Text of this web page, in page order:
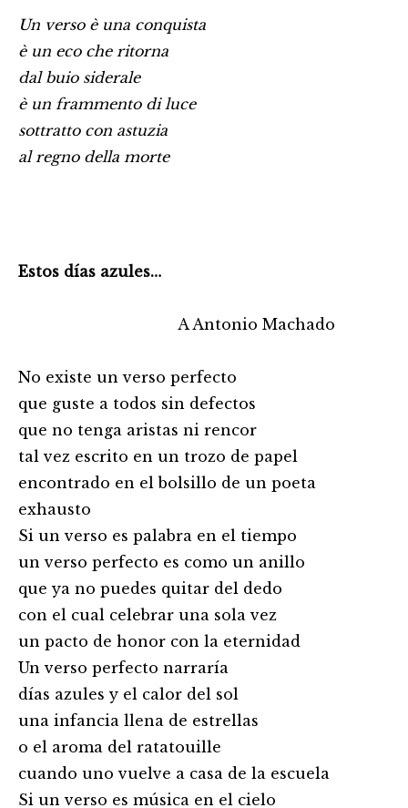
Un verso è una conquista
è un eco che ritorna
dal buio siderale
è un frammento di luce
sottratto con astuzia
al regno della morte
Estos días azules…
A Antonio Machado
No existe un verso perfecto
que guste a todos sin defectos
que no tenga aristas ni rencor
tal vez escrito en un trozo de papel
encontrado en el bolsillo de un poeta
exhausto
Si un verso es palabra en el tiempo
un verso perfecto es como un anillo
que ya no puedes quitar del dedo
con el cual celebrar una sola vez
un pacto de honor con la eternidad
Un verso perfecto narraría
días azules y el calor del sol
una infancia llena de estrellas
o el aroma del ratatouille
cuando uno vuelve a casa de la escuela
Si un verso es música en el cielo